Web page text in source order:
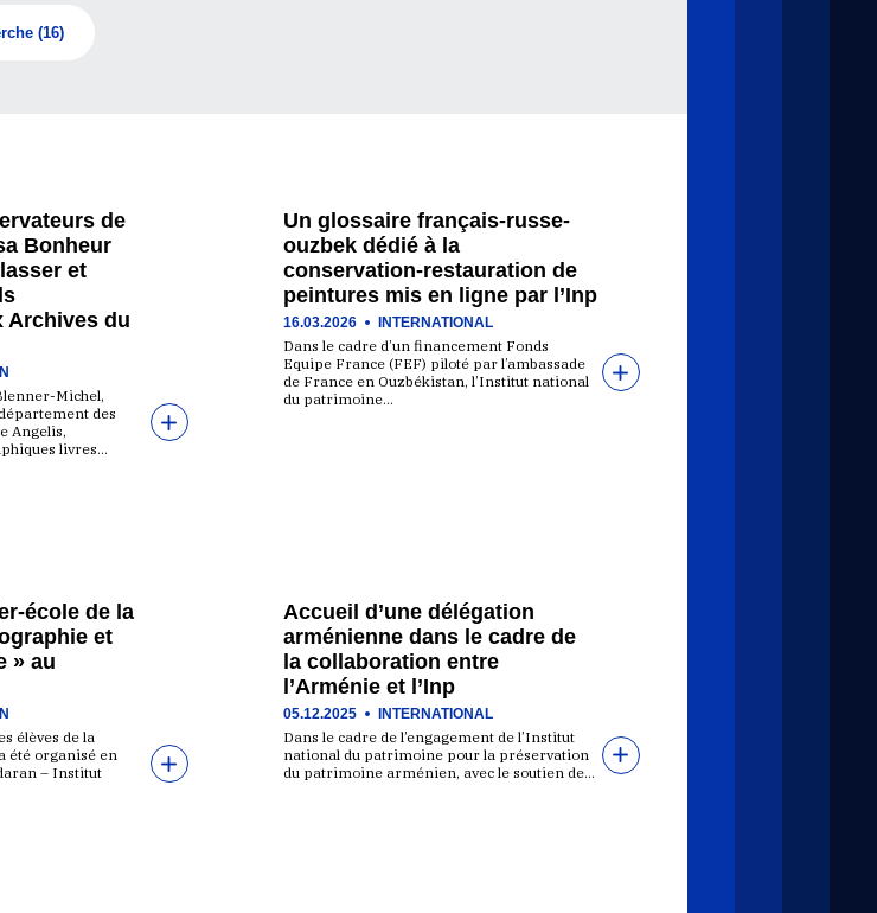
(16)
de
Bonheur
et
Archives du
Michel,
des
Angelis,
livres…
Un glossaire français-russe-
ouzbek dédié à la
conservation-restauration de
peintures mis en ligne par l’Inp
16.03.2026 INTERNATIONAL
Dans le cadre d’un financement Fonds
Equipe France (FEF) piloté par l’ambassade
de France en Ouzbékistan, l’Institut national
du patrimoine…
école de la
et
» au
élèves de la
été organisé en
– Institut
Accueil d’une délégation
arménienne dans le cadre de
la collaboration entre
l’Arménie et l’Inp
05.12.2025 INTERNATIONAL
Dans le cadre de l’engagement de l’Institut
national du patrimoine pour la préservation
du patrimoine arménien, avec le soutien de…